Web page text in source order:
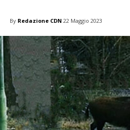
By Redazione CDN 22 Maggio 2023